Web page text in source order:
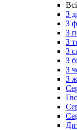
Всі
З
З
З
З
З
З
З
З